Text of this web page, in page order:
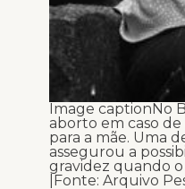
Image captionNo
aborto em caso
para a mãe. Uma
assegurou a
gravidez quando
|Fonte: Arquivo